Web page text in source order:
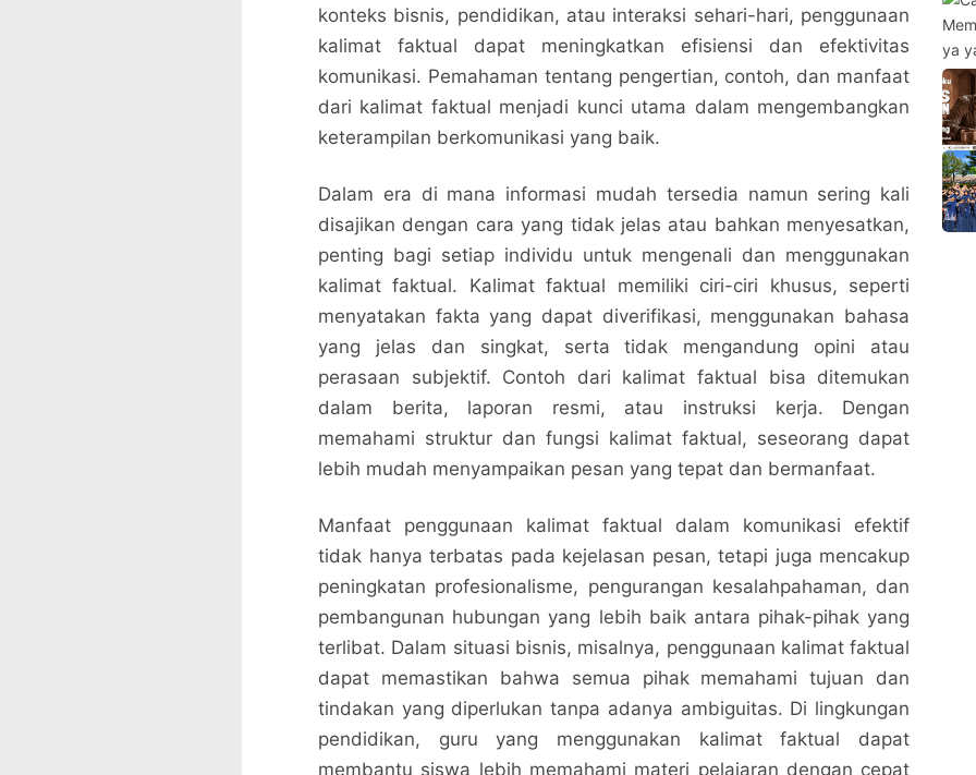
Kalimat Faktual: Pengertian, Contoh, dan Manfaat
dalam Komunikasi Efektif
Nalarrakyat.com - Media Kritis
Bagikan ke media lain
konteks bisnis, pendidikan, atau interaksi sehari-hari, penggunaan
kalimat faktual dapat meningkatkan efisiensi dan efektivitas
komunikasi. Pemahaman tentang pengertian, contoh, dan manfaat
dari kalimat faktual menjadi kunci utama dalam mengembangkan
keterampilan berkomunikasi yang baik.
Dalam era di mana informasi mudah tersedia namun sering kali
disajikan dengan cara yang tidak jelas atau bahkan menyesatkan,
penting bagi setiap individu untuk mengenali dan menggunakan
kalimat faktual. Kalimat faktual memiliki ciri-ciri khusus, seperti
menyatakan fakta yang dapat diverifikasi, menggunakan bahasa
yang jelas dan singkat, serta tidak mengandung opini atau
perasaan subjektif. Contoh dari kalimat faktual bisa ditemukan
dalam berita, laporan resmi, atau instruksi kerja. Dengan
memahami struktur dan fungsi kalimat faktual, seseorang dapat
lebih mudah menyampaikan pesan yang tepat dan bermanfaat.
Manfaat penggunaan kalimat faktual dalam komunikasi efektif
tidak hanya terbatas pada kejelasan pesan, tetapi juga mencakup
peningkatan profesionalisme, pengurangan kesalahpahaman, dan
pembangunan hubungan yang lebih baik antara pihak-pihak yang
terlibat. Dalam situasi bisnis, misalnya, penggunaan kalimat faktual
dapat memastikan bahwa semua pihak memahami tujuan dan
tindakan yang diperlukan tanpa adanya ambiguitas. Di lingkungan
pendidikan, guru yang menggunakan kalimat faktual dapat
membantu siswa lebih memahami materi pelajaran dengan cepat
Kalimat Faktual: Pengertian, Contoh, dan Manfaat
dalam Komunikasi Efektif
Nalarrakyat.com - Media Kritis
Bagikan ke media lain